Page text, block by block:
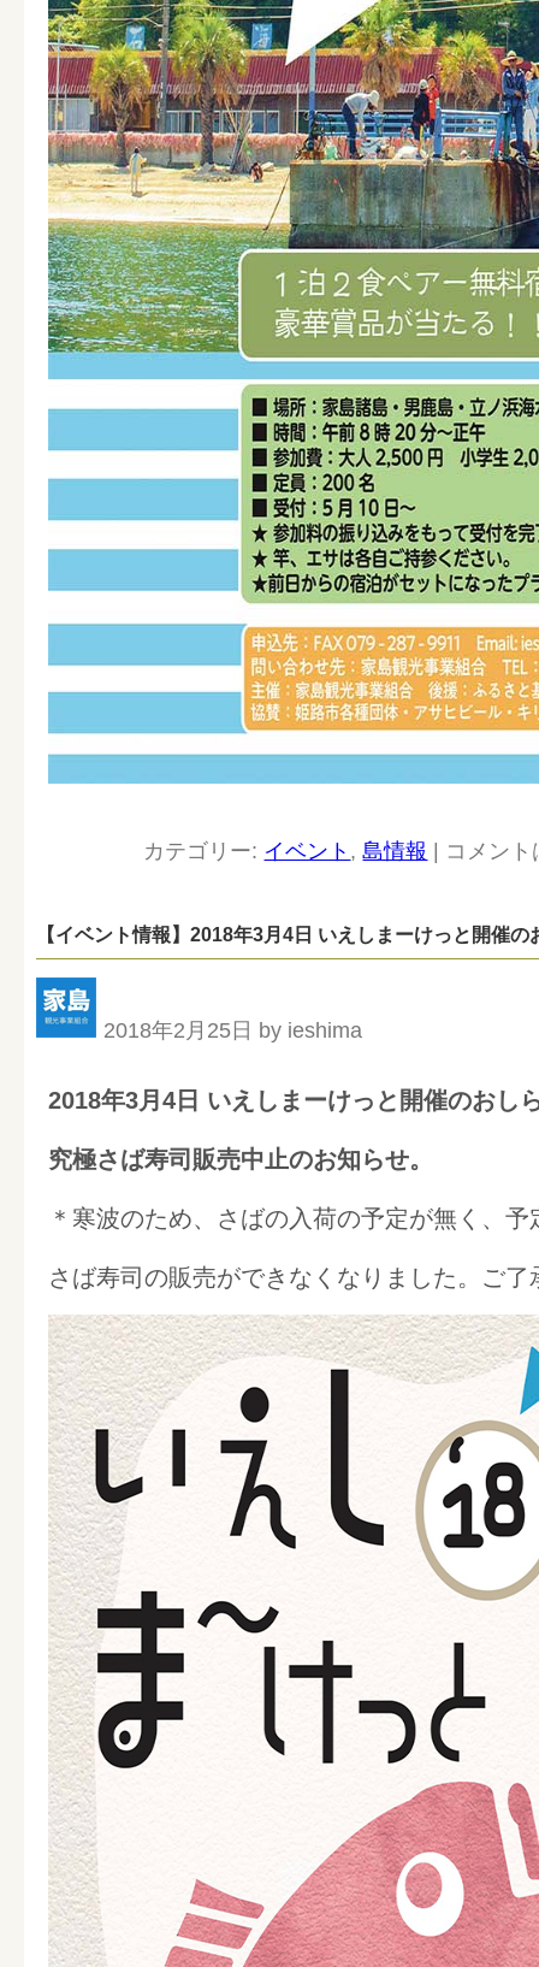
カテゴリー: イベント ,島情報 | コメン
【イベント情報】2018年3月4日 いえしまーけっと開催の
2018年2月25日 by ieshima
2018年3月4日 いえしまーけっと開催のおし
究極さば寿司販売中止のお知らせ。
＊寒波のため、さばの入荷の予定が無く、
さば寿司の販売ができなくなりました。ご了